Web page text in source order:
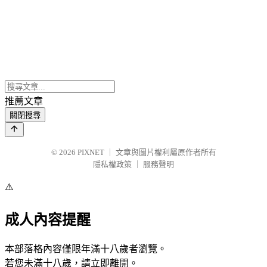
推薦文章
關閉搜尋
© 2026 PIXNET
文章與圖片權利屬原作者所有
隱私權政策
服務聲明
⚠️
成人內容提醒
本部落格內容僅限年滿十八歲者瀏覽。
若您未滿十八歲，請立即離開。